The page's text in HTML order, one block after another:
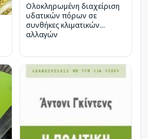
Ολοκληρωμένη διαχείριση
υδατικών πόρων σε
συνθήκες κλιματικών
αλλαγών